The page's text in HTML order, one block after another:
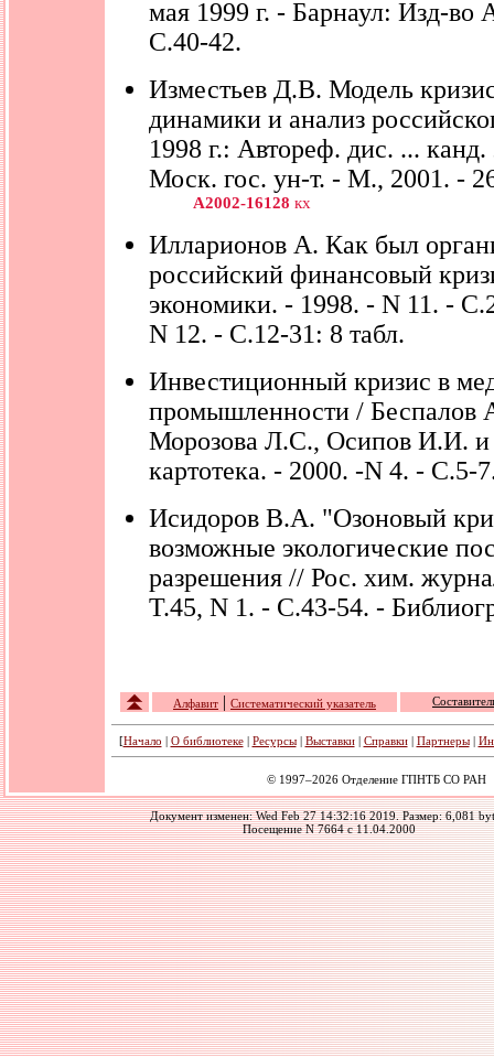
мая 1999 г. - Барнаул: Изд-во
С.40-42.
Изместьев Д.В. Модель
динамики и анализ
1998 г.: Автореф. дис. ... канд.
Моск. гос. ун-т. - М., 2001. -
А2002-16128 кх
Илларионов А. Как был
российский финансовый
экономики. - 1998. - N 11. -
N 12. - С.12-31: 8 табл.
Инвестиционный кризис в
промышленности / Беспалов
Морозова Л.С., Осипов И.И.
картотека. - 2000. -N 4. - С.5-
Исидоров В.А. "Озоновый
возможные экологические
разрешения // Рос. хим.
Т.45, N 1. - С.43-54. -
Алфавит | Cистематический указатель
[Начало | О библиотеке| Ресурсы| Выставки| Справки| Партнеры|
© 1997–2026 Отделение ГПНТБ СО РАН
Документ изменен: Wed Feb 27 14:32:16 2019. Размер: 6,081
Посещение N 7664 с 11.04.2000